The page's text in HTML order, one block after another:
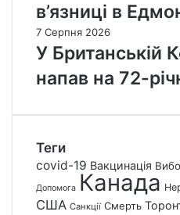
в’язниці в
7 Серпня 2026
У Британській
напав на 72-
Теги
covid-19 Вакцинація
Допомога Канада
США Санкції Смерть